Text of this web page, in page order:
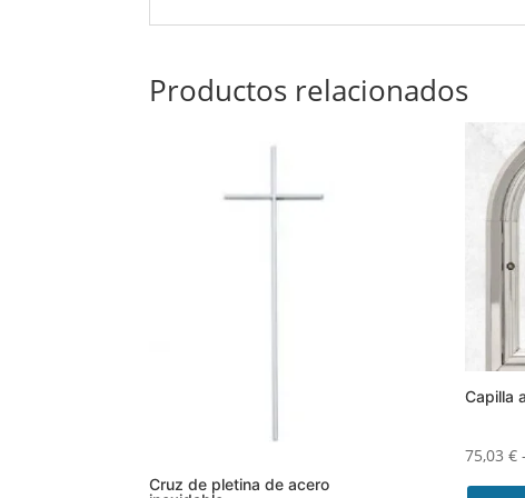
Productos relacionados
Cruz de pletina de acero
Capilla
75,03 € -